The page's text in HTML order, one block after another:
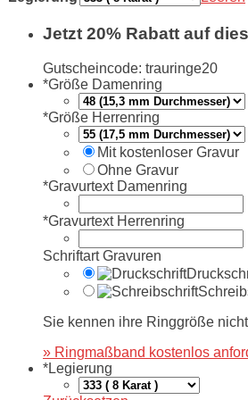
Jetzt 20% Rabatt auf
Gutscheincode: trauringe20
*Größe Damenring
*Größe Herrenring
Mit kostenloser Gravur
Ohne Gravur
*Gravurtext Damenring
*Gravurtext Herrenring
Schriftart Gravuren
Sie kennen ihre Ringgröße
» Ringmaßband kostenlos
*Legierung